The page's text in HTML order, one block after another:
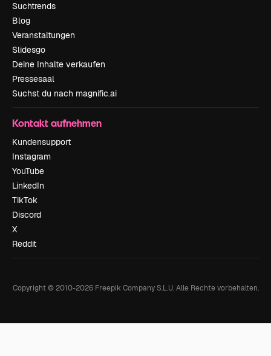
Suchtrends
Blog
Veranstaltungen
Slidesgo
Deine Inhalte verkaufen
Pressesaal
Suchst du nach magnific.ai
Kontakt aufnehmen
Kundensupport
Instagram
YouTube
LinkedIn
TikTok
Discord
X
Reddit
Copyright © 2010-2026Freepik Company S.L.U. Alle Rechte vorbehalten.